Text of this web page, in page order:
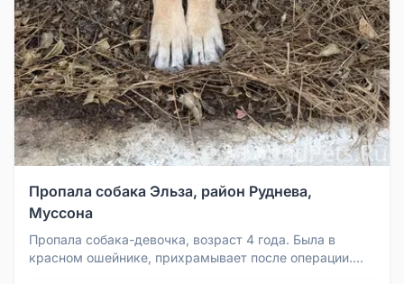
Пропала собака Эльза, район Руднева,
Муссона
Пропала собака-девочка, возраст 4 года. Была в
красном ошейнике, прихрамывает после операции.